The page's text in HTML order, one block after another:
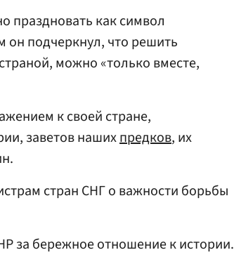
праздновать как символ
он подчеркнул, что решить
можно «только вместе,
к своей стране,
заветов нашихпредков, их
стран СНГ о важности борьбы
за бережное отношение к истории.